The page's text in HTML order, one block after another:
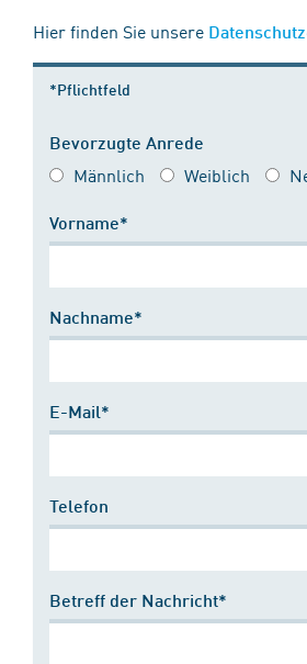
Hier finden Sie unsere
*Pflichtfeld
Bevorzugte Anrede
Männlich Weiblich
Vorname*
Nachname*
E-Mail*
Telefon
Betreff der Nachricht*